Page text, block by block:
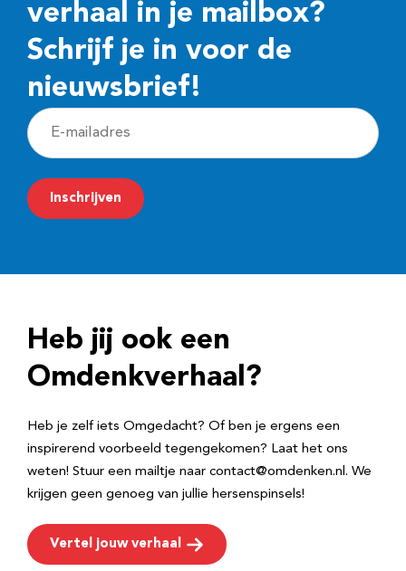
verhaal in je mailbox?
Schrijf je in voor de
nieuwsbrief!
E
-
m
a
r
e
Inschrijven
Heb jij ook een
Omdenkverhaal?
Heb je zelf iets Omgedacht? Of ben je ergens een
inspirerend voorbeeld tegengekomen? Laat het ons
weten! Stuur een mailtje naar contact@omdenken.nl. We
krijgen geen genoeg van jullie hersenspinsels!
Vertel jouw verhaal